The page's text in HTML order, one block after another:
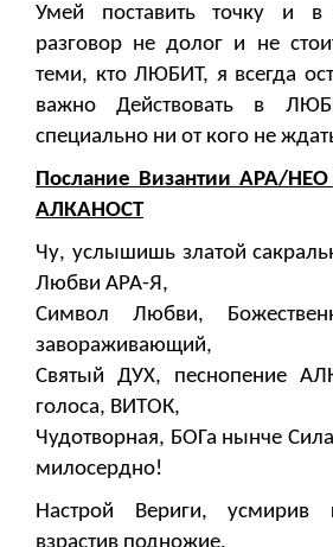
Умей поставить точку и
разговор не долог и не
теми, кто ЛЮБИТ, я всегда
важно Действовать в
специально ни от кого не
Послание Византии АРА/
АЛКАНОСТ
Чу, услышишь златой
Любви АРА-Я,
Символ Любви,
завораживающий,
Святый ДУХ, песнопение
голоса, ВИТОК,
Чудотворная, БОГа нынче
милосердно!
Настрой Вериги, усмирив